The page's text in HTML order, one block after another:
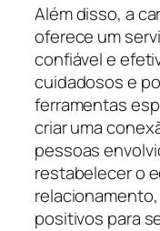
Além disso, a
oferece um
confiável e
cuidadosos e
ferramentas
criar uma
pessoas
restabelecer o
positivos para